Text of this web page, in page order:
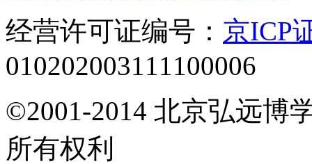
经营许可证编号： 京ICP
010202003111100006
©2001-2014 北京弘远博
所有权利